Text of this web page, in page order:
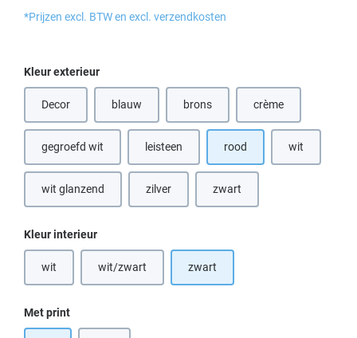
*Prijzen excl. BTW en excl. verzendkosten
Selecteer
Kleur exterieur
Decor blauw(Deze optie is momenteel niet beschikbaar.)
brons
(Deze optie is momenteel niet
crème(Deze optie is
gegroefd wit leisteen rood wit(Deze optie is
wit glanzend(Deze optie is momenteel niet beschikbaar.)
zilver zwart
Selecteer
Kleur interieur
wit(Deze optie is momenteel niet beschikbaar.)
wit/zwart(Deze optie is momenteel niet beschikbaar.)
zwart
Selecteer
Met print